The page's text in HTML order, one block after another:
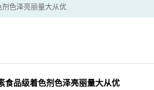
色泽亮丽量大从优
食品级着色剂色泽亮丽量大从优